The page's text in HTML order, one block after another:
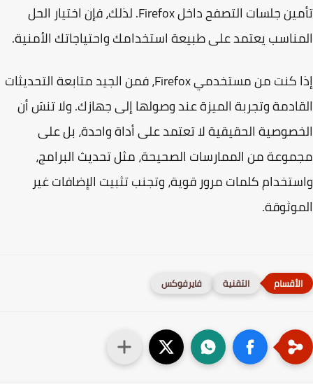
تأمين جلسات التصفح داخل Firefox. لذلك، فإن اختيار الحل
يعتمد على طبيعة استخدامك واحتياجاتك الأمنية.
إذا كنت من مستخدمي Firefox، فمن الجيد متابعة التحديثات
وتجربة الميزة عند وصولها إلى جهازك. ولا تنسَ أن
الحقيقية لا تعتمد على أداة واحدة، بل على
من الممارسات الصحيحة، مثل تحديث البرامج،
كلمات مرور قوية، وتجنب تثبيت الإضافات غير
التقنية فايرفوكس